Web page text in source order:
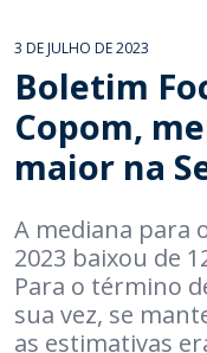
3 DE JULHO DE 2023
Boletim
Copom,
maior na
A mediana para
2023 baixou de
Para o término
sua vez, se
as estimativas